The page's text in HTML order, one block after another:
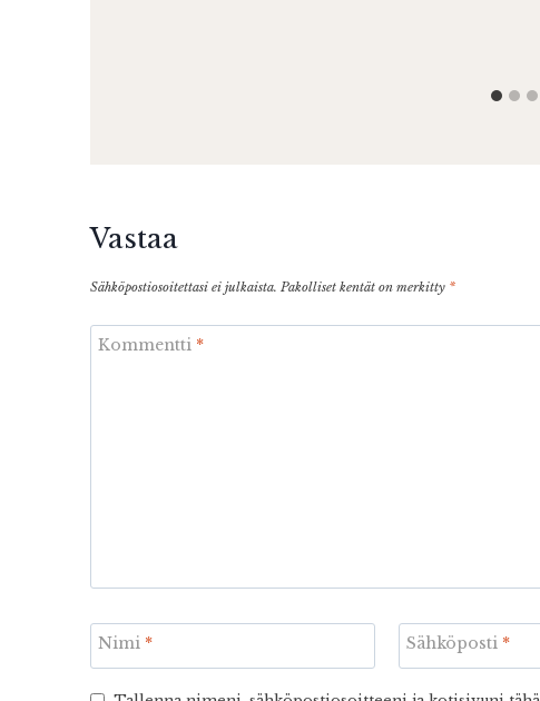
Vastaa
Sähköpostiosoitettasi ei julkaista. Pakolliset kentät on merkitty *
Kommentti *
Nimi * Sähköposti *